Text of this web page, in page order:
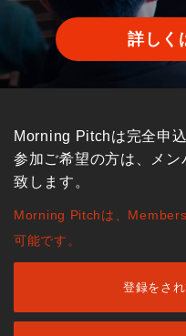
詳しく
Morning Pitchは完全申
参加ご希望の方は、メ
致します。
Morning Pitchは、
可能です。
登録をさ